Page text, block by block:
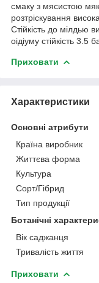
смаку з мясистою
розтріскування
Стійкість до мілдью
оідіуму стійкість 3.5
Приховати
Характеристики
Основні атрибути
Країна виробник
Життєва форма
Культура
Сорт/Гібрид
Тип продукції
Ботанічні
Вік саджанця
Тривалість життя
Приховати